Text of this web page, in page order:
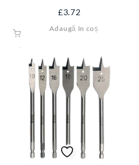
£3.72
Adaugă în coș